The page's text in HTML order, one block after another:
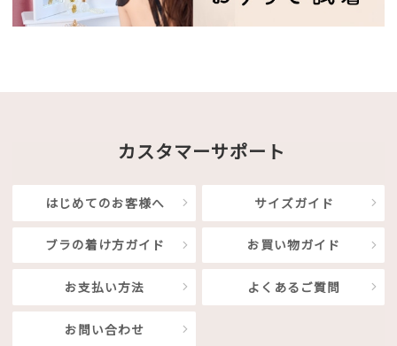
カスタマーサポート
はじめてのお客様へ サイズガイド
ブラの着け方ガイド お買い物ガイド
お支払い方法 よくあるご質問
お問い合わせ